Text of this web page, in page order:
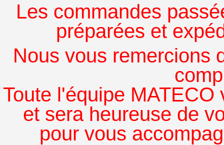
Les commandes
préparées et
Nous vous remercions
Toute l'équipe
et sera heureuse de
pour vous